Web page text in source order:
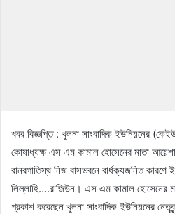
খবর বিজ্ঞপ্তি : খুলনা সাংবাদিক ইউনিয়নের
কোষাধ্যক্ষ এস এম কামাল হোসেনের মাতা
বানরগাতিস্থ নিজ বাসভবনে বার্ধক্যজনিত
লিল্লাহি….রাজিউন। এস এম কামাল হোসেনের
প্রকাশ করেছেন খুলনা সাংবাদিক ইউনিয়নের